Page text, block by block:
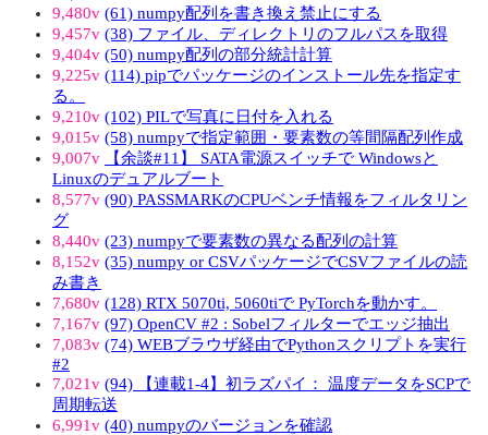
9,480v (61) numpy配列を書き換え禁止にする
9,457v (38) ファイル、ディレクトリのフルパスを取得
9,404v (50) numpy配列の部分統計計算
9,225v (114) pipでパッケージのインストール先を指定す
る。
9,210v (102) PILで写真に日付を入れる
9,015v (58) numpyで指定範囲・要素数の等間隔配列作成
9,007v
【余談#11】 SATA電源スイッチで Windowsと
Linuxのデュアルブート
8,577v (90) PASSMARKのCPUベンチ情報をフィルタリン
グ
8,440v (23) numpyで要素数の異なる配列の計算
8,152v (35) numpy or CSVパッケージでCSVファイルの読
み書き
7,680v (128) RTX 5070ti, 5060tiで PyTorchを動かす。
7,167v (97) OpenCV #2 : Sobelフィルターでエッジ抽出
7,083v (74) WEBブラウザ経由でPythonスクリプトを実行
#2
7,021v (94) 【連載1-4】初ラズパイ： 温度データをSCPで
周期転送
6,991v (40) numpyのバージョンを確認